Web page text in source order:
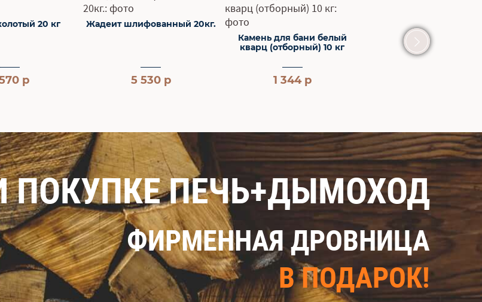
20кг.
р 1 344 р
Труба нержавеющая Ф115
533 р
Труба-сэндвич
диаметр 115 мм
ПОКУПКЕ ПЕЧЬ+ДЫМОХОД
ФИРМЕННАЯ ДРОВНИЦА
В ПОДАРОК!